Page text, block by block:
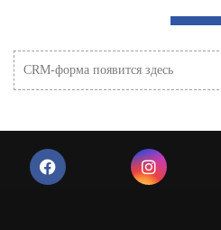
CRM-форма появится здесь